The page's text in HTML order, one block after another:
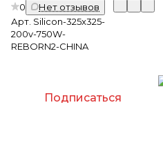
0
Нет отзывов
Арт. Silicon-325x325-
200v-750W-
REBORN2-CHINA
Подписаться